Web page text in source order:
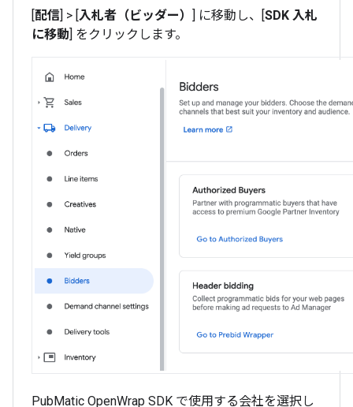
配信 ] > [ 入札者（ビッダー） ] に移動し、[ SDK 入札
に移動 ] をクリックします。
PubMatic OpenWrap SDK で使用する会社を選択し